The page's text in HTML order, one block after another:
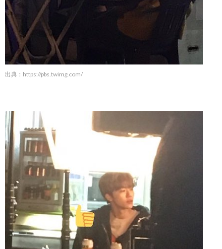
出典： https://pbs.twimg.com/